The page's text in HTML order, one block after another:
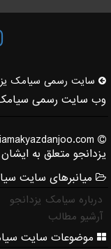
سایت رسمی سیامك
وب سایت رسمی سیامک
یزدانجو متعلق به
میانبرهای سایت
درباره سیامک یزدانجو
آرشیو مطالب
موضوعات سایت